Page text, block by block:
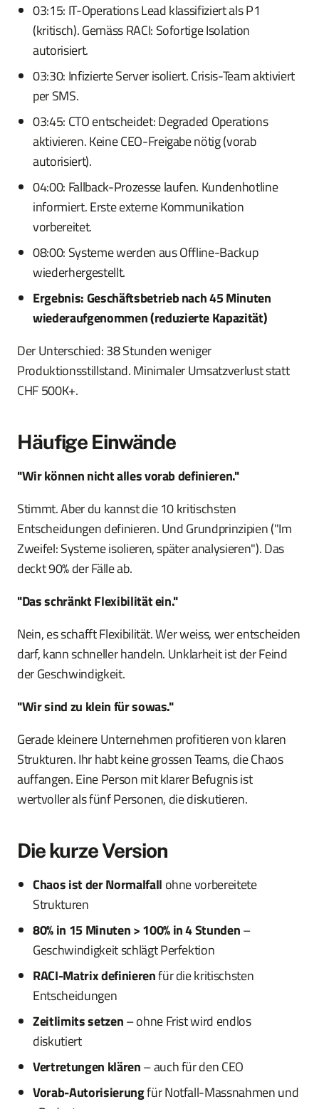
03:15: IT-Operations Lead klassifiziert als P1
(kritisch). Gemäss RACI: Sofortige Isolation
autorisiert.
03:30: Infizierte Server isoliert. Crisis-Team aktiviert
per SMS.
03:45: CTO entscheidet: Degraded Operations
aktivieren. Keine CEO-Freigabe nötig (vorab
autorisiert).
04:00: Fallback-Prozesse laufen. Kundenhotline
informiert. Erste externe Kommunikation
vorbereitet.
08:00: Systeme werden aus Offline-Backup
wiederhergestellt.
Ergebnis: Geschäftsbetrieb nach 45 Minuten
wiederaufgenommen (reduzierte Kapazität)
Der Unterschied: 38 Stunden weniger
Produktionsstillstand. Minimaler Umsatzverlust statt
CHF 500K+.
Häufige Einwände
"Wir können nicht alles vorab definieren."
Stimmt. Aber du kannst die 10 kritischsten
Entscheidungen definieren. Und Grundprinzipien ("Im
Zweifel: Systeme isolieren, später analysieren"). Das
deckt 90% der Fälle ab.
"Das schränkt Flexibilität ein."
Nein, es schafft Flexibilität. Wer weiss, wer entscheiden
darf, kann schneller handeln. Unklarheit ist der Feind
der Geschwindigkeit.
"Wir sind zu klein für sowas."
Gerade kleinere Unternehmen profitieren von klaren
Strukturen. Ihr habt keine grossen Teams, die Chaos
auffangen. Eine Person mit klarer Befugnis ist
wertvoller als fünf Personen, die diskutieren.
Die kurze Version
Chaos ist der Normalfall ohne vorbereitete
Strukturen
80% in 15 Minuten > 100% in 4 Stunden–
Geschwindigkeit schlägt Perfektion
RACI-Matrix definierenfür die kritischsten
Entscheidungen
Zeitlimits setzen– ohne Frist wird endlos
diskutiert
Vertretungen klären– auch für den CEO
Vorab-Autorisierungfür Notfall-Massnahmen und